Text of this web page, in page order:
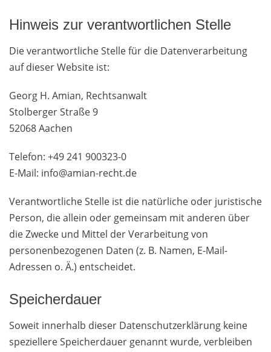
Hinweis zur verantwortlichen Stelle
Die verantwortliche Stelle für die Datenverarbeitung
auf dieser Website ist:
Georg H. Amian, Rechtsanwalt
Stolberger Straße 9
52068 Aachen
Telefon: +49 241 900323-0
E-Mail: info@amian-recht.de
Verantwortliche Stelle ist die natürliche oder juristische
Person, die allein oder gemeinsam mit anderen über
die Zwecke und Mittel der Verarbeitung von
personenbezogenen Daten (z. B. Namen, E-Mail-
Adressen o. Ä.) entscheidet.
Speicherdauer
Soweit innerhalb dieser Datenschutzerklärung keine
speziellere Speicherdauer genannt wurde, verbleiben